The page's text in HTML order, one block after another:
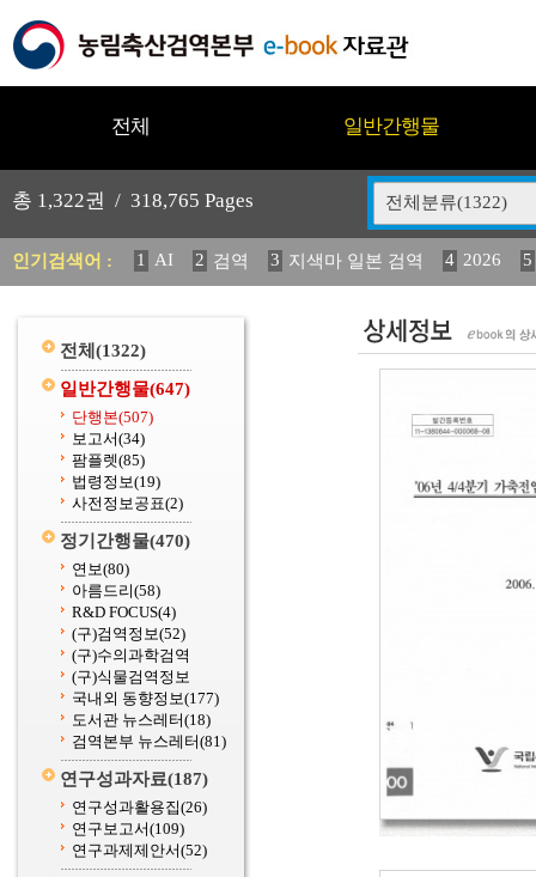
전체 일반간행물
총 1,322권 / 318,765 Pages 전체분류(1322)
인기검색어 : 1 AI 2 검역 3 지색마 일본 검역 4 2026
5
11 2025 12 중독성 식물 도감 13 媛 異 14
전체 (1322)
일반간행물(647)
단행본(507)
보고서(34)
팜플렛(85)
법령정보(19)
사전정보공표(2)
정기간행물(470)
연보(80)
아름드리(58)
R&D FOCUS(4)
(구)검역정보(52)
(구)수의과학검역
(구)식물검역정보
국내외 동향정보(177)
도서관 뉴스레터(18)
검역본부 뉴스레터(81)
연구성과자료(187)
연구성과활용집(26)
연구보고서(109)
연구과제제안서(52)